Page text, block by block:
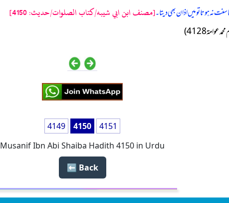
نہ ہوتا تو میں اذان بھی دیتا۔[مصنف ابن ابي شيبه/كتاب الصلوات/حدیث: 4150]
4149 4150
4151
Musanif Ibn Abi Shaiba Hadith 4150 in Urdu
Back ⬅️